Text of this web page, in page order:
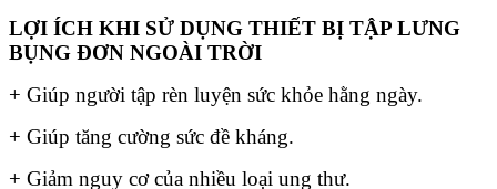
LỢI ÍCH KHI SỬ DỤNG THIẾT BỊ TẬP LƯNG
BỤNG ĐƠN NGOÀI TRỜI
+ Giúp người tập rèn luyện sức khỏe hằng ngày.
+ Giúp tăng cường sức đề kháng.
+ Giảm nguy cơ của nhiều loại ung thư.